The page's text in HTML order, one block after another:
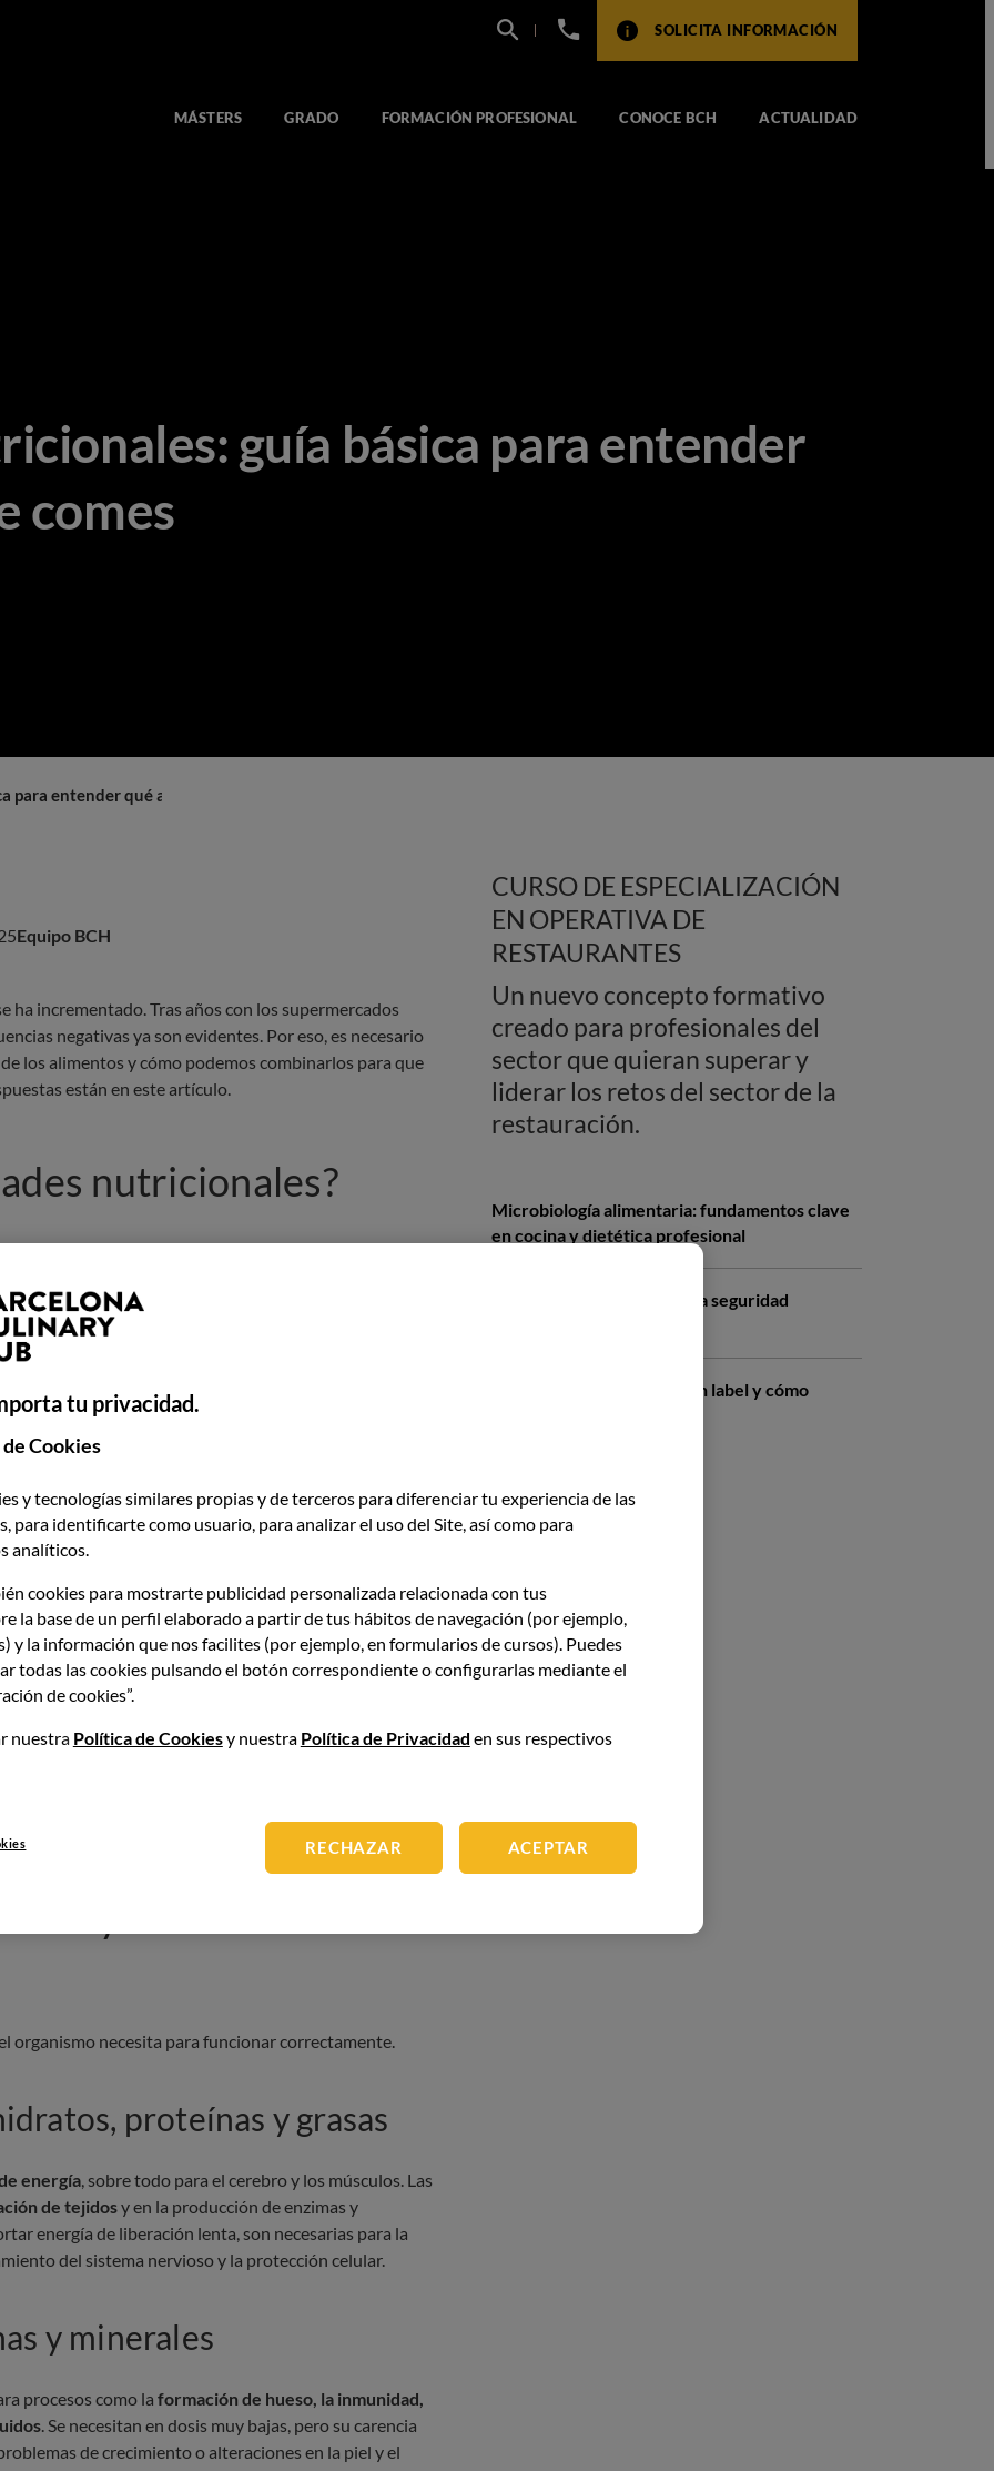
+34
SOLICITA INFORMACIÓN
MÁSTERS GRADO FORMACIÓN PROFESIONAL CONOCE BCH ACTUALIDAD
guía básica para entender
comes
entender qué aporta lo que comes
Equipo BCH
ha incrementado. Tras años con los supermercados
negativas ya son evidentes. Por eso, es necesario
de los alimentos y cómo podemos combinarlos para que
están en este artículo.
nutricionales?
bioactivos. En lugar de prestar atención al número de
estos repercuten en nuestra salud. Por ejemplo,
rendimiento físico.
es importante que la alimentación sea variada para
que el organismo necesita. Y en el caso de que se tengan
con los más adecuados.
tener en cuenta labiodisponibilidad, la densidad
alimentaria, que estudia los
bacterias, virus, hongos y parásitos. Estos pueden
nutricional
y de micronutrientes, que es el porcentaje de
cuerpo.
y su función en el
organismo necesita para funcionar correctamente.
proteínas y grasas
energía, sobre todo para el cerebro y los músculos. Las
de tejidosy en la producción de enzimas y
energía de liberación lenta, son necesarias para la
del sistema nervioso y la protección celular.
y minerales
procesos como la formación de hueso, la inmunidad,
. Se necesitan en dosis muy bajas, pero su carencia
de crecimiento o alteraciones en la piel y el
CURSO DE ESPECIALIZACIÓN
EN OPERATIVA DE
RESTAURANTES
Un nuevo concepto formativo
creado para profesionales del
sector que quieran superar y
liderar los retos del sector de la
restauración.
Microbiología alimentaria: fundamentos clave
en cocina y dietética profesional
Cadena de frío: el pilar de la seguridad
¿Qué es el etiquetado clean label y cómo
tu privacidad.
Cookies
y tecnologías similares propias y de terceros para diferenciar tu experiencia de las
para identificarte como usuario, para analizar el uso del Site, así como para
analíticos.
cookies para mostrarte publicidad personalizada relacionada con tus
la base de un perfil elaborado a partir de tus hábitos de navegación (por ejemplo,
y la información que nos facilites (por ejemplo, en formularios de cursos). Puedes
todas las cookies pulsando el botón correspondiente o configurarlas mediante el
de cookies”.
nuestra Política de Cookiesy nuestra Política de Privacidad en sus respectivos
RECHAZAR ACEPTAR